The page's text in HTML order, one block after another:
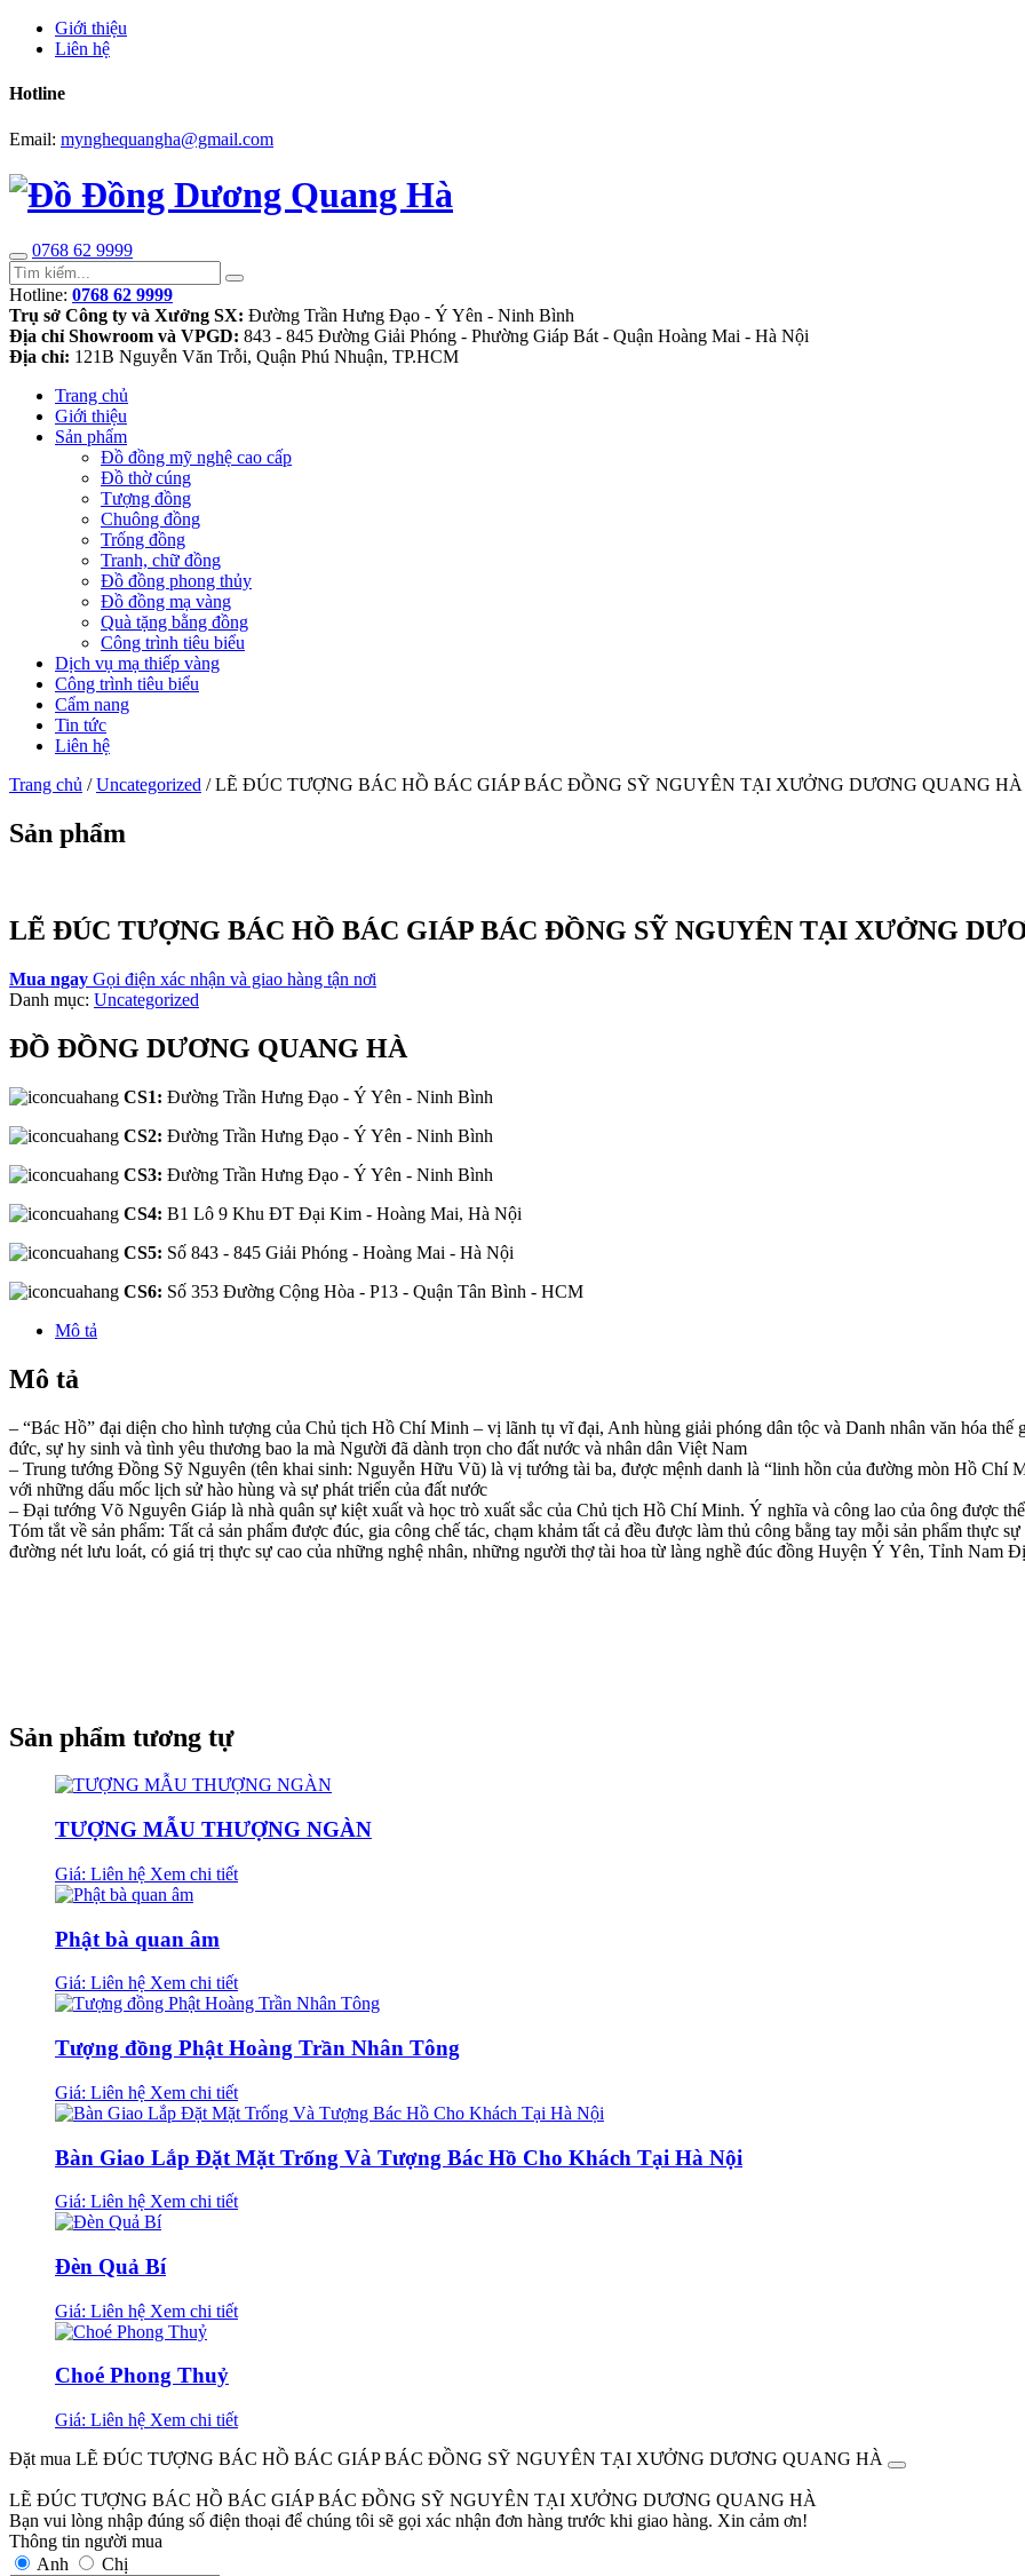
Giới thiệu
Liên hệ
Hotline
Email: mynghequangha@gmail.com
0768 62 9999
Hotline: 0768 62 9999
Trụ sở Công ty và Xưởng SX: Đường Trần Hưng Đạo - Ý Yên - Ninh Bình
Địa chỉ Showroom và VPGD: 843 - 845 Đường Giải Phóng - Phường Giáp Bát - Quận Hoàng Mai - Hà Nội
Địa chỉ: 121B Nguyễn Văn Trỗi, Quận Phú Nhuận, TP.HCM
Trang chủ
Giới thiệu
Sản phẩm
Đồ đồng mỹ nghệ cao cấp
Đồ thờ cúng
Tượng đồng
Chuông đồng
Trống đồng
Tranh, chữ đồng
Đồ đồng phong thủy
Đồ đồng mạ vàng
Quà tặng bằng đồng
Công trình tiêu biểu
Dịch vụ mạ thiếp vàng
Công trình tiêu biểu
Cẩm nang
Tin tức
Liên hệ
Trang chủ /Uncategorized / LẼ ĐÚC TƯỢNG BÁC HỒ BÁC GIÁP BÁC ĐỒNG SỸ NGUYÊN TẠI XƯỞNG DƯƠNG QUANG HÀ
Sản phẩm
LẼ ĐÚC TƯỢNG BÁC HỒ BÁC GIÁP BÁC ĐỒNG SỸ NGUYÊN TẠI XƯỞNG
Mua ngay Gọi điện xác nhận và giao hàng tận nơi
Danh mục: Uncategorized
ĐỒ ĐỒNG DƯƠNG QUANG HÀ
CS1: Đường Trần Hưng Đạo - Ý Yên - Ninh Bình
CS2: Đường Trần Hưng Đạo - Ý Yên - Ninh Bình
CS3: Đường Trần Hưng Đạo - Ý Yên - Ninh Bình
CS4: B1 Lô 9 Khu ĐT Đại Kim - Hoàng Mai, Hà Nội
CS5: Số 843 - 845 Giải Phóng - Hoàng Mai - Hà Nội
CS6: Số 353 Đường Cộng Hòa - P13 - Quận Tân Bình - HCM
Mô tả
Mô tả
– “Bác Hồ” đại diện cho hình tượng của Chủ tịch Hồ Chí Minh – vị lãnh tụ vĩ đại, Anh hùng giải phóng dân tộc và Danh nhân văn hóa
đức, sự hy sinh và tình yêu thương bao la mà Người đã dành trọn cho đất nước và nhân dân Việt Nam
– Trung tướng Đồng Sỹ Nguyên (tên khai sinh: Nguyễn Hữu Vũ) là vị tướng tài ba, được mệnh danh là “linh hồn của đường mòn Hồ Chí
với những dấu mốc lịch sử hào hùng và sự phát triển của đất nước
– Đại tướng Võ Nguyên Giáp là nhà quân sự kiệt xuất và học trò xuất sắc của Chủ tịch Hồ Chí Minh. Ý nghĩa và công lao của ông được
Tóm tắt về sản phẩm: Tất cả sản phẩm được đúc, gia công chế tác, chạm khảm tất cả đều được làm thủ công bằng tay mỗi sản phẩm thực
đường nét lưu loát, có giá trị thực sự cao của những nghệ nhân, những người thợ tài hoa từ làng nghề đúc đồng Huyện Ý Yên, Tỉnh Nam
Sản phẩm tương tự
TƯỢNG MẪU THƯỢNG NGÀN
Giá: Liên hệ Xem chi tiết
Phật bà quan âm
Giá: Liên hệ Xem chi tiết
Tượng đồng Phật Hoàng Trần Nhân Tông
Giá: Liên hệ Xem chi tiết
Bàn Giao Lắp Đặt Mặt Trống Và Tượng Bác Hồ Cho Khách Tại Hà Nội
Giá: Liên hệ Xem chi tiết
Đèn Quả Bí
Giá: Liên hệ Xem chi tiết
Choé Phong Thuỷ
Giá: Liên hệ Xem chi tiết
Đặt mua LẼ ĐÚC TƯỢNG BÁC HỒ BÁC GIÁP BÁC ĐỒNG SỸ NGUYÊN TẠI XƯỞNG DƯƠNG QUANG HÀ
LẼ ĐÚC TƯỢNG BÁC HỒ BÁC GIÁP BÁC ĐỒNG SỸ NGUYÊN TẠI XƯỞNG DƯƠNG QUANG HÀ
Bạn vui lòng nhập đúng số điện thoại để chúng tôi sẽ gọi xác nhận đơn hàng trước khi giao hàng. Xin cảm ơn!
Thông tin người mua
Anh
Chị